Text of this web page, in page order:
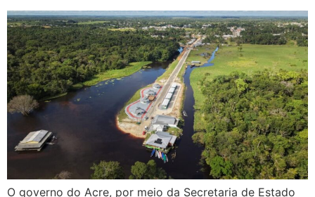
O governo do Acre, por meio da Secretaria de Estado